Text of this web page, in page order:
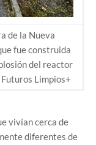
de la Nueva
fue construida
del reactor
Limpios+
vivían cerca de
diferentes de